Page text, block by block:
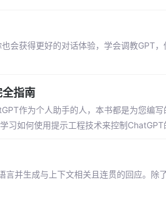
会获得更好的对话体验，学会调教GPT
指南
作为个人助手的人，本书都是为您编
习如何使用提示工程技术来控制
并生成与上下文相关且连贯的回应。除